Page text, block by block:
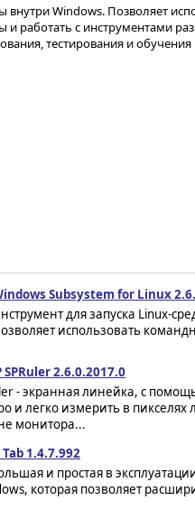
внутри Windows. Позволяет
и работать с инструментами
тестирования и обучения
Subsystem for Linux
для запуска Linux-
использовать
SPRuler 2.6.0.2017.0
- экранная линейка, с
и легко измерить в
монитора...
Tab 1.4.7.992
и простая в
которая позволяет